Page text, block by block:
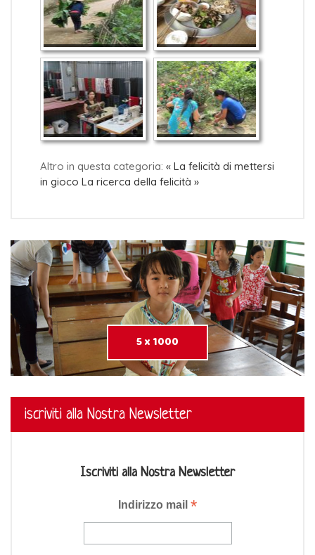
Altro in questa categoria: « La felicità di mettersi
in gioco La ricerca della felicità »
5 x 1000
iscriviti alla Nostra Newsletter
Iscriviti alla Nostra Newsletter
Indirizzo mail *